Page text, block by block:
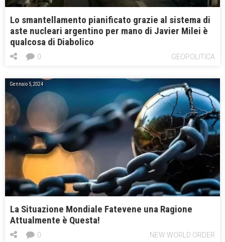
Lo smantellamento pianificato grazie al sistema di
aste nucleari argentino per mano di Javier Milei è
qualcosa di Diabolico
GEOPOLITICA
0
Gennaio 5, 2024
La Situazione Mondiale Fatevene una Ragione
Attualmente è Questa!
NEW WORLD ORDER
0